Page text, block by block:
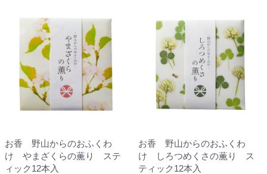
お香 野山からのおふくわ
け やまざくらの薫り ステ
ィック12本入
お香 野山からのおふくわ
け しろつめくさの薫り ス
ティック12本入